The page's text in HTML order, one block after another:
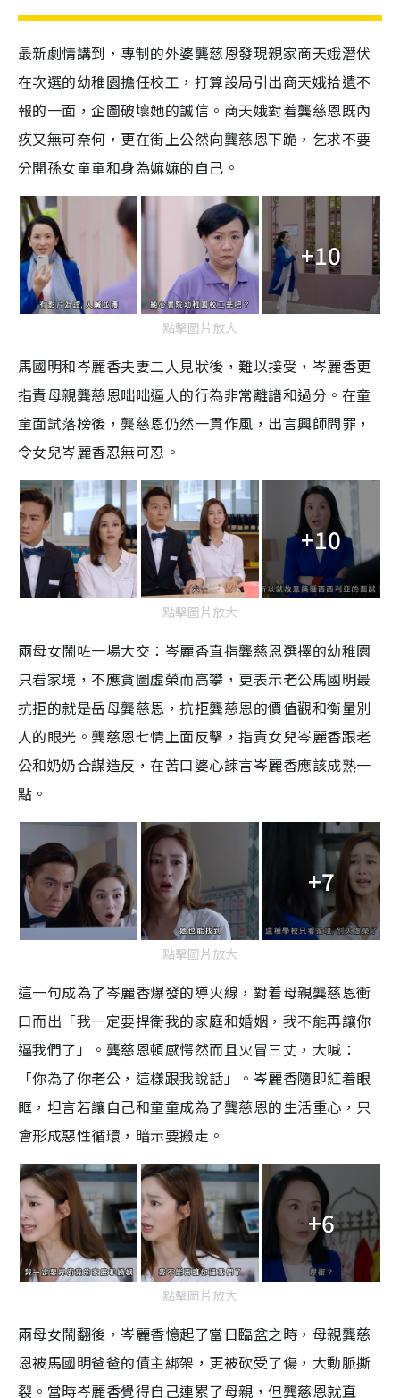
最新劇情講到，專制的外婆龔慈恩發現親家商天娥潛伏
在次選的幼稚園擔任校工，打算設局引出商天娥拾遺不
報的一面，企圖破壞她的誠信。商天娥對着龔慈恩既內
疚又無可奈何，更在街上公然向龔慈恩下跪，乞求不要
分開孫女童童和身為嫲嫲的自己。
+10
點擊圖片放大
馬國明和岑麗香夫妻二人見狀後，難以接受，岑麗香更
指責母親龔慈恩咄咄逼人的行為非常離譜和過分。在童
童面試落榜後，龔慈恩仍然一貫作風，出言興師問罪，
令女兒岑麗香忍無可忍。
+10
點擊圖片放大
兩母女鬧咗一場大交：岑麗香直指龔慈恩選擇的幼稚園
只看家境，不應貪圖虛榮而高攀，更表示老公馬國明最
抗拒的就是岳母龔慈恩，抗拒龔慈恩的價值觀和衡量別
人的眼光。龔慈恩七情上面反擊，指責女兒岑麗香跟老
公和奶奶合謀造反，在苦口婆心諫言岑麗香應該成熟一
點。
+7
點擊圖片放大
這一句成為了岑麗香爆發的導火線，對着母親龔慈恩衝
口而出「我一定要捍衛我的家庭和婚姻，我不能再讓你
逼我們了」。龔慈恩頓感愕然而且火冒三丈，大喊：
「你為了你老公，這樣跟我說話」。岑麗香隨即紅着眼
眶，坦言若讓自己和童童成為了龔慈恩的生活重心，只
會形成惡性循環，暗示要搬走。
+6
點擊圖片放大
兩母女鬧翻後，岑麗香憶起了當日臨盆之時，母親龔慈
恩被馬國明爸爸的債主綁架，更被砍受了傷，大動脈撕
裂。當時岑麗香覺得自己連累了母親，但龔慈恩就直